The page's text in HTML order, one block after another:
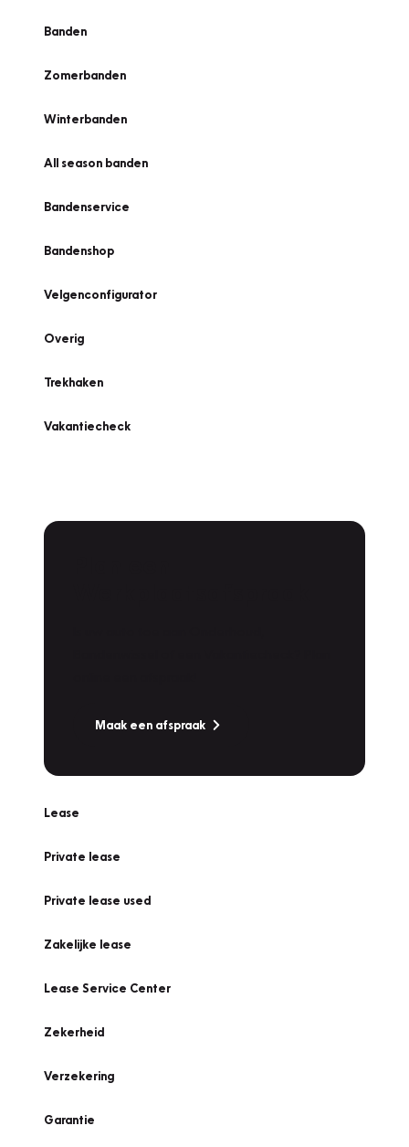
Banden
Zomerbanden
Winterbanden
All season banden
Bandenservice
Bandenshop
Velgenconfigurator
Overig
Trekhaken
Vakantiecheck
Maak een afspraak
Lease
Private lease
Private lease used
Zakelijke lease
Lease Service Center
Zekerheid
Verzekering
Garantie